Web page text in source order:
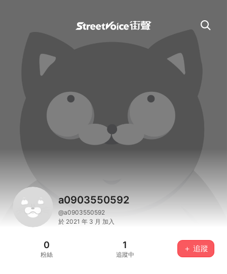
a0903550592
@a0903550592
於 2021 年 3 月 加入
0
粉絲
1
追蹤中
＋ 追蹤